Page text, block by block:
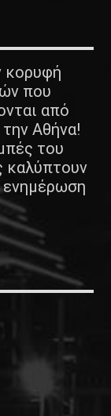
κορυφή
που
από
Αθήνα!
του
καλύπτουν
ενημέρωση